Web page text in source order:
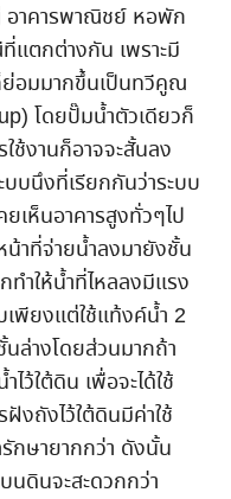
อาคารพาณิชย์ หอพัก
ตกต่างกัน เพราะมี
ย่อมมากขึ้นเป็นทวีคูณ
โดยปั๊มน้ำตัวเดียวก็
ช้งานก็อาจจะสั้นลง
บนึงที่เรียกกันว่าระบบ
เห็นอาคารสูงทั่วๆไป
าที่จ่ายน้ำลงมายังชั้น
ำให้น้ำที่ไหลลงมีแรง
พียงแต่ใช้แท้งค์น้ำ 2
ล่างโดยส่วนมากถ้า
ว้ใต้ดิน เพื่อจะได้ใช้
งถังไว้ใต้ดินมีค่าใช้
กษายากกว่า ดังนั้น
ดินจะสะดวกกว่า